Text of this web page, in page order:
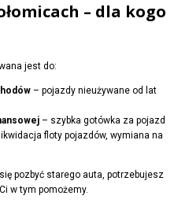
– dla kogo
jest do:
– pojazdy nieużywane od lat
– szybka gotówka za pojazd
floty pojazdów, wymiana na
pozbyć starego auta, potrzebujesz
w tym pomożemy.